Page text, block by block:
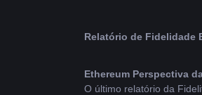
Ethereum Perspectiva
O último relatório da